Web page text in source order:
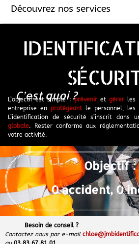
Découvrez nos services
C’est quoi ?
L’objectif est simple :préveniretgérer les
entreprise en protégeantle personnel, les
L’identification de sécurité s’inscrit dans
globale. Rester conforme aux
votre activité.
Objectif :
0 accident, 0
Besoin de conseil ?
Contactez nous par e-mail